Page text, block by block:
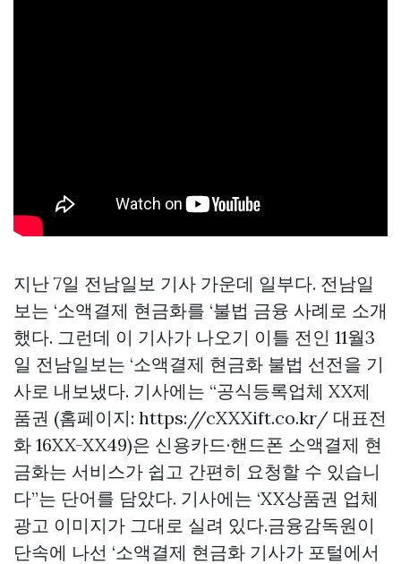
지난 7일 전남일보 기사 가운데 일부다. 전남일
보는 ‘소액결제 현금화를 ‘불법 금융 사례로 소개
했다. 그런데 이 기사가 나오기 이틀 전인 11월3
일 전남일보는 ‘소액결제 현금화 불법 선전을 기
사로 내보냈다. 기사에는 “공식등록업체 XX제
품권 (홈페이지: https://cXXXift.co.kr/ 대표전
화 16XX-XX49)은 신용카드·핸드폰 소액결제 현
금화는 서비스가 쉽고 간편히 요청할 수 있습니
다”는 단어를 담았다. 기사에는 ‘XX상품권 업체
광고 이미지가 그대로 실려 있다.금융감독원이
단속에 나선 ‘소액결제 현금화 기사가 포털에서